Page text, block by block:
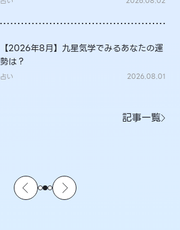
【2026年8月】九星気学でみるあなたの運
勢は？
占い 2026.08.01
記事一覧